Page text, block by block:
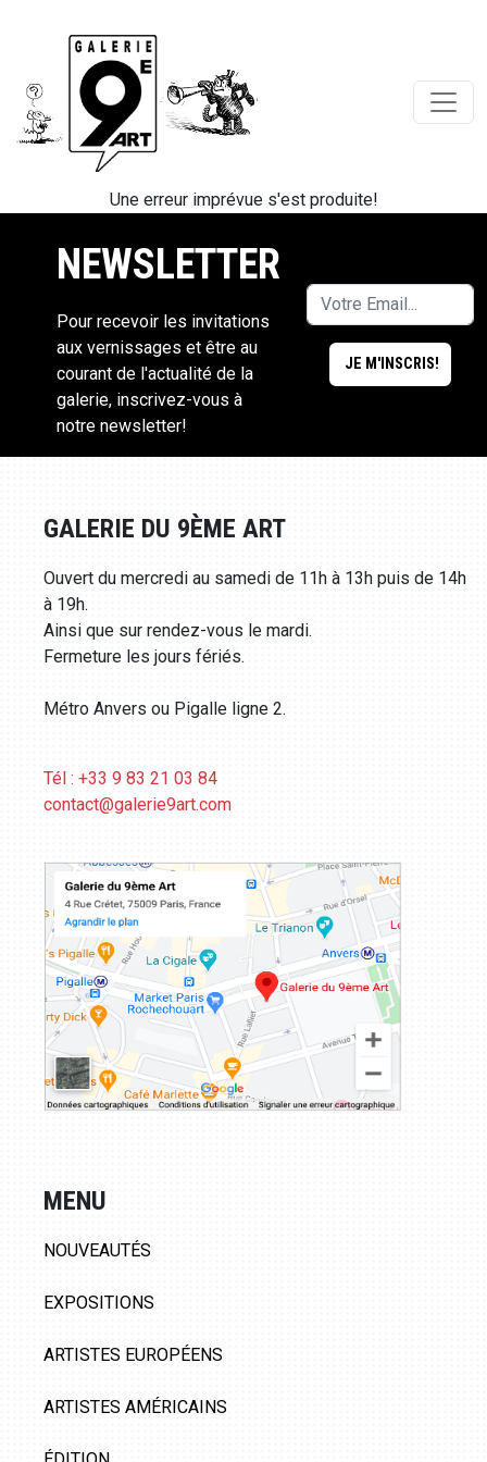
Une erreur imprévue s'est produite!
NEWSLETTER
Pour recevoir les invitations
aux vernissages et être au
courant de l'actualité de la
galerie, inscrivez-vous à
notre newsletter!
GALERIE DU 9ÈME ART
Ouvert du mercredi au samedi de 11h à 13h puis de 14h
à 19h.
Ainsi que sur rendez-vous le mardi.
Fermeture les jours fériés.
Métro Anvers ou Pigalle ligne 2.
Tél : +33 9 83 21 03 84
contact@galerie9art.com
MENU
NOUVEAUTÉS
EXPOSITIONS
ARTISTES EUROPÉENS
ARTISTES AMÉRICAINS